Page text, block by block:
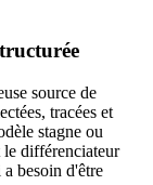
source de
tracées et
stagne ou
le différenciateur
besoin d'être